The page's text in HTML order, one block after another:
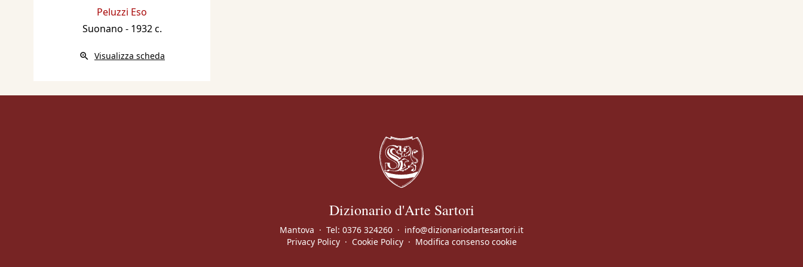
Internazionale d'Arte di Venezia, con 2 dipinti
Bibliografia:
149.
Rivista Municipale, anno 13 - Num.° 6 giugno - A
1934 - XIX Esposizione Biennale Internazionale
Peluzzi Eso
Suonano - 1932 c.
Visualizza scheda
Dizionario d'Arte Sartori
Mantova · Tel: 0376 324260 · info@dizionariodartesartori.it
Privacy Policy · Cookie Policy · Modifica consenso cookie